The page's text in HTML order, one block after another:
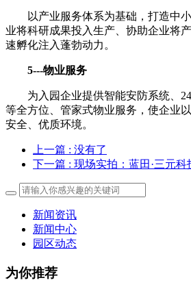
以产业服务体系为基础，打造中
业将科研成果投入生产、协助企业将
速孵化注入蓬勃动力。
5---物业服务
为入园企业提供智能安防系统、
等全方位、管家式物业服务，使企业
安全、优质环境。
上一篇 : 没有了
下一篇 : 现场实拍：蓝田·三元科
新闻资讯
新闻中心
园区动态
为你推荐